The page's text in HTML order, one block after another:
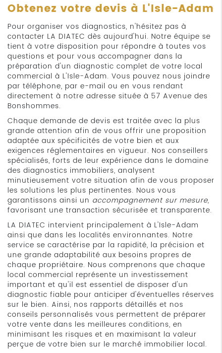
Obtenez votre devis à L'Isle-Adam
Pour organiser vos diagnostics, n'hésitez pas à
contacter LA DIATEC dès aujourd'hui. Notre équipe se
tient à votre disposition pour répondre à toutes vos
questions et pour vous accompagner dans la
préparation d'un diagnostic complet de votre local
commercial à L'Isle-Adam. Vous pouvez nous joindre
par téléphone, par e-mail ou en vous rendant
directement à notre adresse située à 57 Avenue des
Bonshommes.
Chaque demande de devis est traitée avec la plus
grande attention afin de vous offrir une proposition
adaptée aux spécificités de votre bien et aux
exigences réglementaires en vigueur. Nos conseillers
spécialisés, forts de leur expérience dans le domaine
des diagnostics immobiliers, analysent
minutieusement votre situation afin de vous proposer
les solutions les plus pertinentes. Nous vous
garantissons ainsi un accompagnement sur mesure,
favorisant une transaction sécurisée et transparente.
LA DIATEC intervient principalement à L'Isle-Adam
ainsi que dans les localités environnantes. Notre
service se caractérise par la rapidité, la précision et
une grande adaptabilité aux besoins propres de
chaque propriétaire. Nous comprenons que chaque
local commercial représente un investissement
important et qu'il est essentiel de disposer d'un
diagnostic fiable pour anticiper d'éventuelles réserves
sur le bien. Ainsi, nos rapports détaillés et nos
conseils personnalisés vous permettent de préparer
votre vente dans les meilleures conditions, en
minimisant les risques et en maximisant la valeur
perçue de votre bien sur le marché immobilier local.